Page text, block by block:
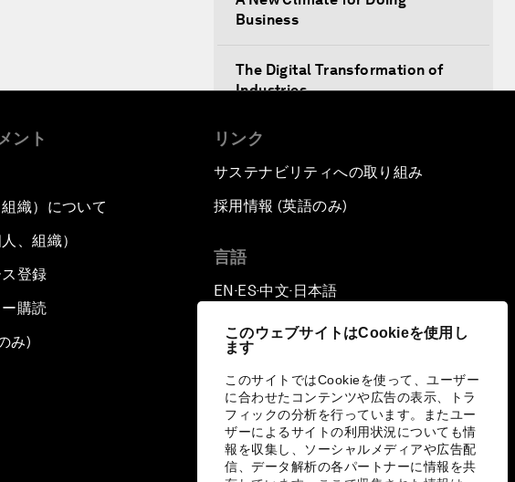
このウェブサイトはCookieを使用し
ます
このサイトではCookieを使って、ユーザー
に合わせたコンテンツや広告の表示、トラ
フィックの分析を行っています。またユー
ザーによるサイトの利用状況についても情
報を収集し、ソーシャルメディアや広告配
信、データ解析の各パートナーに情報を共
Business
The Digital Transformation of
Industries
Issue Briefing: Diversity Barriers
Hoping for Prosperity:
Migration to Europe
The Promise of Progress
The State of Artificial
Intelligence
Making Music across Borders
with Yo-Yo Ma
ント
織）について
、組織）
登録
購読
み)
リンク
サステナビリティへの取り組み
採用情報 (英語のみ)
言語
EN ▪ES▪中文▪ 日本語